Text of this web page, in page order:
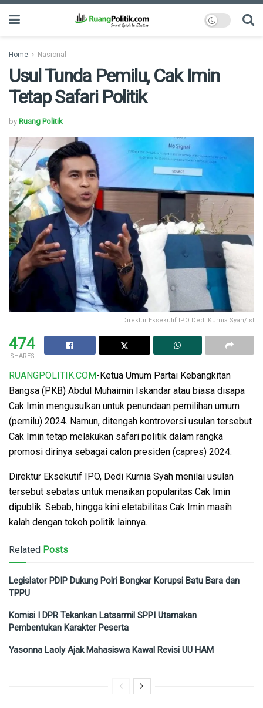
Home Nasional
Usul Tunda Pemilu, Cak Imin
Tetap Safari Politik
by Ruang Politik
Direktur Eksekutif IPO Dedi Kurnia Syah/Ist
474
SHARES
RUANGPOLITIK.COM-Ketua Umum Partai Kebangkitan
Bangsa (PKB) Abdul Muhaimin Iskandar atau biasa disapa
Cak Imin mengusulkan untuk penundaan pemilihan umum
(pemilu) 2024. Namun, ditengah kontroversi usulan tersebut
Cak Imin tetap melakukan safari politik dalam rangka
promosi dirinya sebagai calon presiden (capres) 2024.
Direktur Eksekutif IPO, Dedi Kurnia Syah menilai usulan
tersebut sebatas untuk menaikan popularitas Cak Imin
dipublik. Sebab, hingga kini eletabilitas Cak Imin masih
kalah dengan tokoh politik lainnya.
Related Posts
Legislator PDIP Dukung Polri Bongkar Korupsi Batu Bara dan
TPPU
Komisi I DPR Tekankan Latsarmil SPPI Utamakan
Pembentukan Karakter Peserta
Yasonna Laoly Ajak Mahasiswa Kawal Revisi UU HAM